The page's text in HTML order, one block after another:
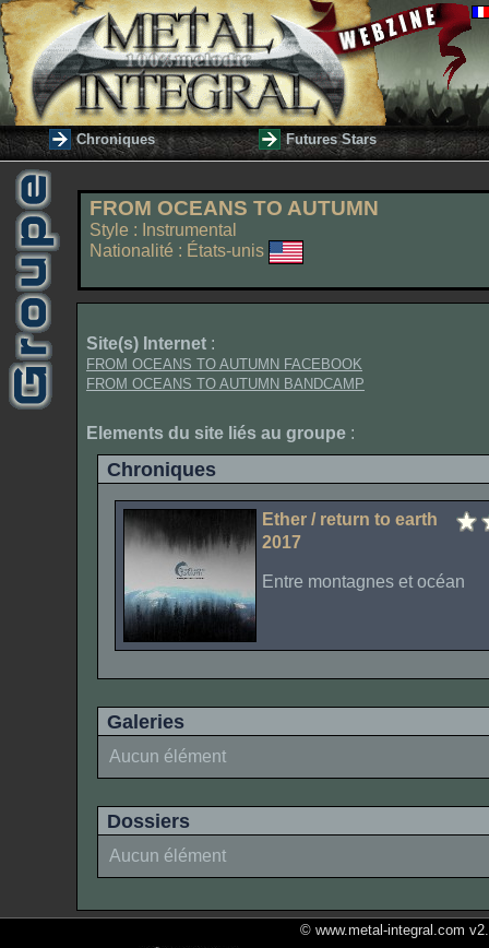
Chroniques Futures Stars
FROM OCEANS TO AUTUMN
Style : Instrumental
Nationalité : États-unis
Site(s) Internet :
FROM OCEANS TO AUTUMN FACEBOOK
FROM OCEANS TO AUTUMN BANDCAMP
Elements du site liés au groupe :
Chroniques
Ether / return to earth
2017
Entre montagnes et océan
Galeries
Aucun élément
Dossiers
Aucun élément
© www.metal-integral.com